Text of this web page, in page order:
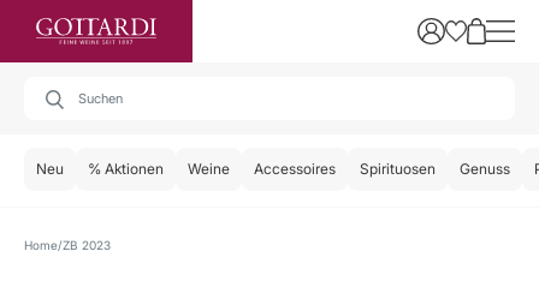
Neu % Aktionen Weine Accessoires Spirituosen Genuss
Home ZB 2023